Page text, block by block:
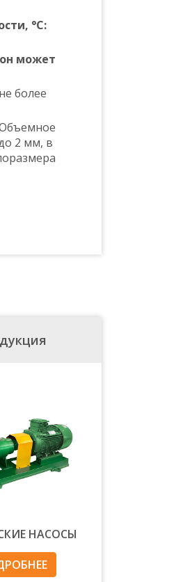
°С:
может
не более
2 мм, в
НАСОСЫ